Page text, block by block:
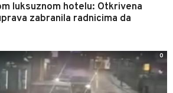
luksuznom hotelu: Otkrivena
zabranila radnicima da
0